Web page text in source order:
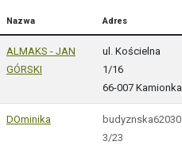
Nazwa Adres
ALMAKS - JAN
GÓRSKI
ul. Kościelna
1/16
66-007 Kamionka
DOminika
budyznska62030
3/23